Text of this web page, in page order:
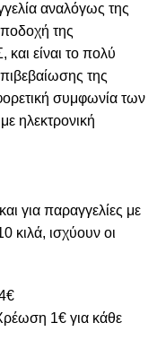
αναλόγως της
της
είναι το πολύ
της
συμφωνία των
ηλεκτρονική
για παραγγελίες με
κιλά, ισχύουν οι
1€ για κάθε